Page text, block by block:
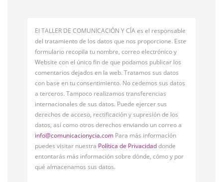
El TALLER DE COMUNICACIÓN Y CÍA es el responsable
del tratamiento de los datos que nos proporcione. Este
formulario recopila tu nombre, correo electrónico y
Website con el único fin de que podamos publicar los
comentarios dejados en la web. Tratamos sus datos
con base en tu consentimiento. No cedemos sus datos
a terceros. Tampoco realizamos transferencias
internacionales de sus datos. Puede ejercer sus
derechos de acceso, rectificación y supresión de los
datos, así como otros derechos enviando un correo a
info@comunicacionycia.com Para más información
puedes visitar nuestra Política de Privacidaddonde
entontarás más información sobre dónde, cómo y por
qué almacenamos sus datos.